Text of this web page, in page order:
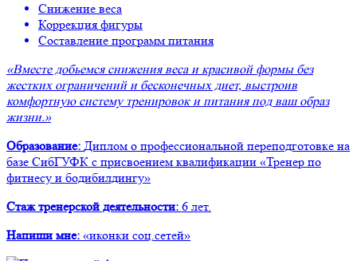
Снижение веса
Коррекция фигуры
Составление программ питания
«Вместе добьемся снижения веса и красивой формы без
жестких ограничений и бесконечных диет, выстроив
комфортную систему тренировок и питания под ваш образ
жизни.»
Образование: Диплом о профессиональной переподготовке на
базе СибГУФК с присвоением квалификации «Тренер по
фитнесу и бодибилдингу»
Стаж тренерской деятельности: 6 лет.
Напиши мне: «иконки соц.сетей»